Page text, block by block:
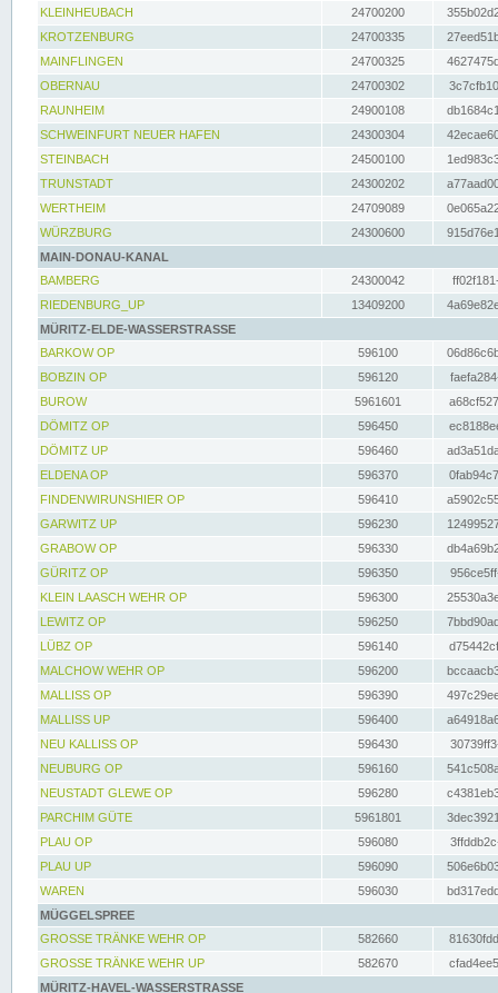
KLEINHEUBACH 24700200
KROTZENBURG
24700335
MAINFLINGEN
24700325
OBERNAU
24700302
RAUNHEIM
24900108
SCHWEINFURT NEUER HAFEN
24300304
STEINBACH
24500100
TRUNSTADT
24300202
WERTHEIM
24709089
WÜRZBURG
24300600
MAIN-DONAU-KANAL
BAMBERG
24300042
RIEDENBURG_UP
13409200
MÜRITZ-ELDE-WASSERSTRASSE
BARKOW OP
596100
BOBZIN OP
596120
BUROW
5961601
DÖMITZ OP
596450
DÖMITZ UP
596460
ELDENA OP
596370
FINDENWIRUNSHIER OP
596410
GARWITZ UP
596230
GRABOW OP
596330
GÜRITZ OP
596350
KLEIN LAASCH WEHR OP
596300
LEWITZ OP
596250
LÜBZ OP
596140
MALCHOW WEHR OP
596200
MALLISS OP
596390
MALLISS UP
596400
NEU KALLISS OP
596430
NEUBURG OP
596160
NEUSTADT GLEWE OP
596280
PARCHIM GÜTE
5961801
PLAU OP
596080
PLAU UP
596090
WAREN
596030
MÜGGELSPREE
GROSSE TRÄNKE WEHR OP
582660
GROSSE TRÄNKE WEHR UP
582670
MÜRITZ-HAVEL-WASSERSTRASSE